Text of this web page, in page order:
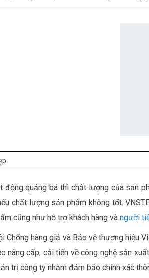
quảng bá thì chất lượng của sản
chất lượng sản phẩm không tốt.
cũng như hỗ trợ khách hàng và người
Chống hàng giả và Bảo vệ thương hiệu
nâng cấp, cải tiến về công nghệ sản
trị công ty nhằm đảm bảo chính xác